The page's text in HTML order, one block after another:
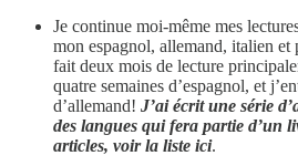
Je continue moi-même mes
mon espagnol, allemand, italien et
fait deux mois de lecture
quatre semaines d’espagnol, et
d’allemand! J’ai écrit une série
des langues qui fera partie d’un
articles, voir la liste ici.